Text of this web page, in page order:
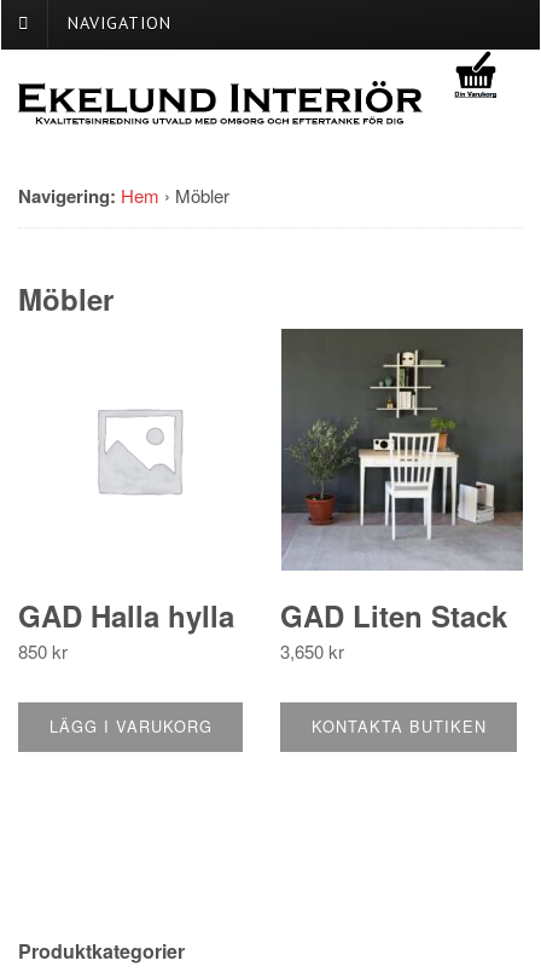
NAVIGATION
Navigering: Hem › Möbler
Möbler
GAD Halla hylla
850 kr
LÄGG I VARUKORG
GAD Liten Stack
3,650 kr
KONTAKTA BUTIKEN
Produktkategorier